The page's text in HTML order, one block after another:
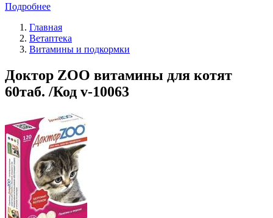
Подробнее
Главная
Ветаптека
Витамины и подкормки
Доктор ZOO витамины для котят
60таб. /Код v-10063